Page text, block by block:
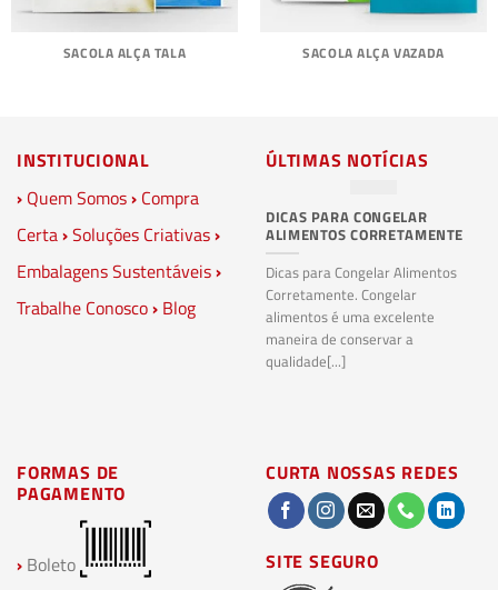
SACOLA ALÇA TALA SACOLA ALÇA VAZADA
INSTITUCIONAL
› Quem Somos› Compra
Certa›Soluções Criativas›
Embalagens Sustentáveis›
Trabalhe Conosco› Blog
ÚLTIMAS NOTÍCIAS
DICAS PARA CONGELAR
ALIMENTOS CORRETAMENTE
Dicas para Congelar Alimentos
Corretamente. Congelar
alimentos é uma excelente
maneira de conservar a
qualidade[...]
FORMAS DE
PAGAMENTO
› Boleto
CURTA NOSSAS REDES
SITE SEGURO